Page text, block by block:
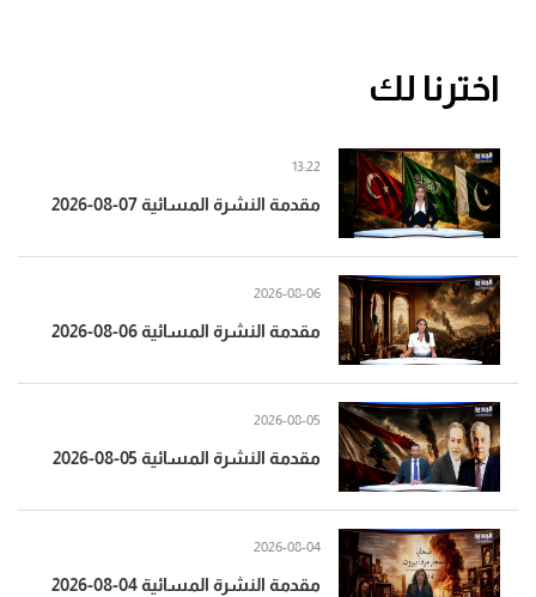
اخترنا لك
مقدمة النشرة المسائية 07-08-2026
13:22
مقدمة النشرة المسائية 06-08-2026
2026-08-06
مقدمة النشرة المسائية 05-08-2026
2026-08-05
مقدمة النشرة المسائية 04-08-2026
2026-08-04